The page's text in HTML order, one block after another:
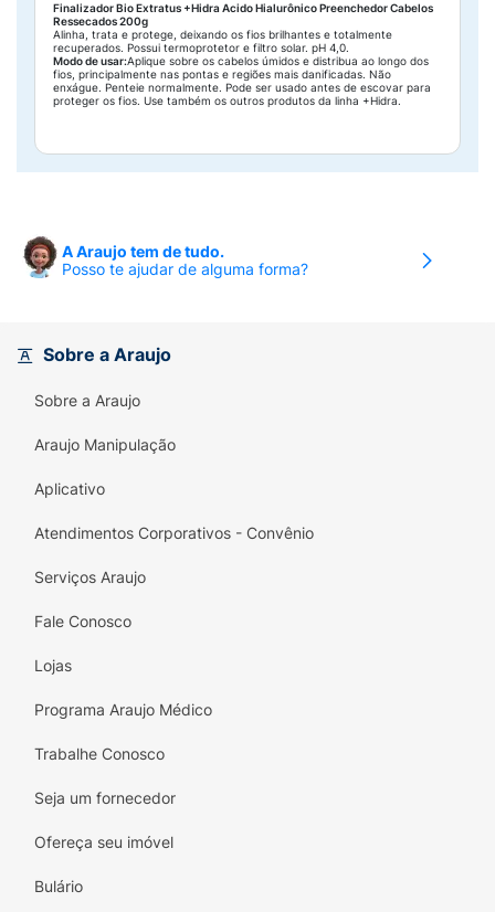
Finalizador Bio Extratus +Hidra Acido Hialurônico Preenchedor Cabelos
Ressecados 200g
Alinha, trata e protege, deixando os fios brilhantes e totalmente
recuperados. Possui termoprotetor e filtro solar. pH 4,0.
Modo de usar:Aplique sobre os cabelos úmidos e distribua ao longo dos
fios, principalmente nas pontas e regiões mais danificadas. Não
enxágue. Penteie normalmente. Pode ser usado antes de escovar para
proteger os fios. Use também os outros produtos da linha +Hidra.
A Araujo tem de tudo.
Posso te ajudar de alguma forma?
Sobre a Araujo
Sobre a Araujo
Araujo Manipulação
Aplicativo
Atendimentos Corporativos - Convênio
Serviços Araujo
Fale Conosco
Lojas
Programa Araujo Médico
Trabalhe Conosco
Seja um fornecedor
Ofereça seu imóvel
Bulário